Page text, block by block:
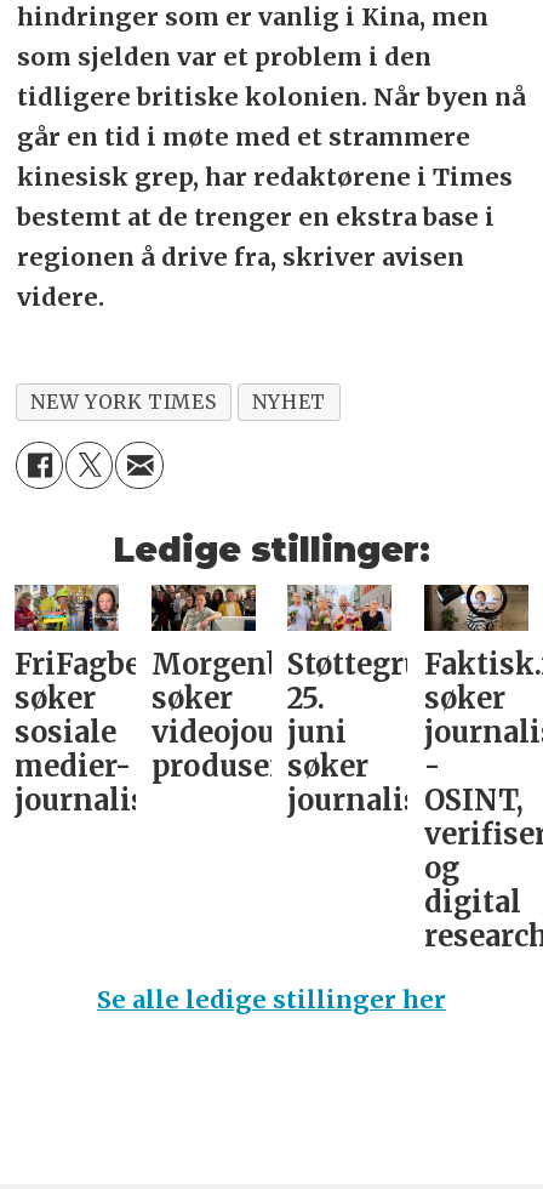
hindringer som er vanlig i Kina, men
som sjelden var et problem i den
tidligere britiske kolonien. Når byen nå
går en tid i møte med et strammere
kinesisk grep, har redaktørene i Times
bestemt at de trenger en ekstra base i
regionen å drive fra, skriver avisen
videre.
NEW YORK TIMES NYHET
Ledige stillinger:
FriFagbevegelse
søker
sosiale
medier-
journalist
Morgenbladet
søker
videojournalist/podkast-
produsent
Støttegruppa
25.
juni
søker
journalist
søker
-
OSINT,
og
digital
Se alle ledige stillinger her